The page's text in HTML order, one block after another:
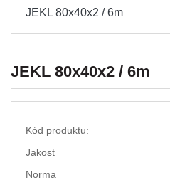
JEKL 80x40x2 / 6m
JEKL 80x40x2 / 6m
Kód produktu:
Jakost
Norma